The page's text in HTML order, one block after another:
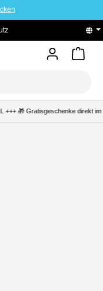
🎁 Gratisgeschenke direkt